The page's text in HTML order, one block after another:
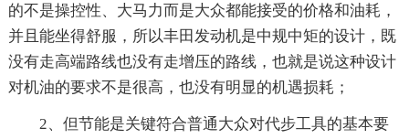
的不是操控性、大马力而是大众都能接受的价格和油耗，
并且能坐得舒服，所以丰田发动机是中规中矩的设计，既
没有走高端路线也没有走增压的路线，也就是说这种设计
对机油的要求不是很高，也没有明显的机遇损耗；
2、但节能是关键符合普通大众对代步工具的基本要